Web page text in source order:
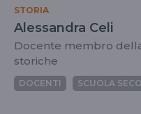
STORIA
Alessandra Celi
Docente membro
storiche
DOCENTI SCUOLA